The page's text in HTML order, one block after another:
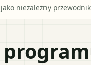
niezależny